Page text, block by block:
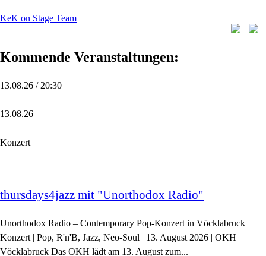
KeK on Stage Team
Kommende Veranstaltungen:
13.08.26 / 20:30
13.08.26
Konzert
thursdays4jazz mit "Unorthodox Radio"
Unorthodox Radio – Contemporary Pop-Konzert in Vöcklabruck
Konzert | Pop, R'n'B, Jazz, Neo-Soul | 13. August 2026 | OKH
Vöcklabruck Das OKH lädt am 13. August zum...